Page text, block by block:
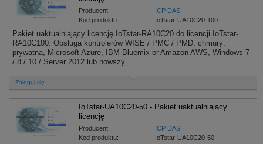
Producent:
ICP DAS
Kod produktu:
IoTstar-UA10C20-100
Pakiet uaktualniający licencję IoTstar-RA10C20 do licencji IoTstar-
RA10C100. Obsługa kontrolerów WISE / PMC / PMD, chmury:
prywatna, Microsoft Azure, IBM Bluemix or Amazon AWS, Windows 7
/ 8 / 10 / Server 2012 lub nowszy.
Zaloguj się
IoTstar-UA10C20-50 - Pakiet uaktualniający
licencję
Producent:
ICP DAS
Kod produktu:
IoTstar-UA10C20-50